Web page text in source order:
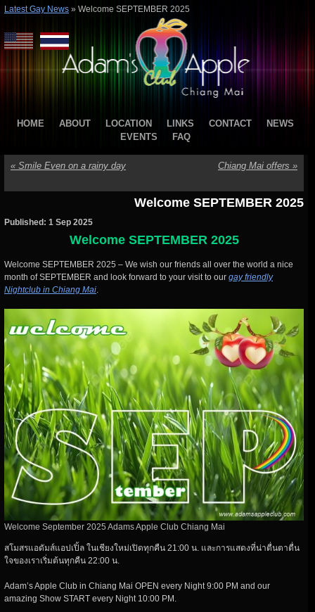
Latest Gay News » Welcome SEPTEMBER 2025
HOME ABOUT LOCATION LINKS CONTACT
NEWS
EVENTS
FAQ
« Smile Even on a rainy day Chiang Mai offers »
Welcome SEPTEMBER 2025
Published: 1 Sep 2025
Welcome SEPTEMBER 2025
Welcome SEPTEMBER 2025 – We wish our friends all over the world a nice
month of SEPTEMBER and look forward to your visit to our gay friendly
Nightclub in Chiang Mai.
Welcome September 2025 Adams Apple Club Chiang Mai
สโมสรแอดัมส์แอปเปิ้ล ในเชียงใหม่เปิดทุกคืน 21:00 น. และการแสดงที่น่าตื่นตาตื่น
ใจของเราเริ่มต้นทุกคืน 22:00 น.
Adam’s Apple Club in Chiang Mai OPEN every Night 9:00 PM and our
amazing Show START every Night 10:00 PM.